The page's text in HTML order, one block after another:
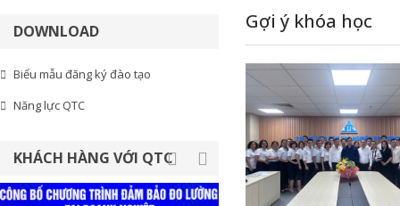
DOWNLOAD
Biểu mẫu đăng ký đào tạo
Năng lực QTC
KHÁCH HÀNG VỚI QTC
Gợi ý khóa học